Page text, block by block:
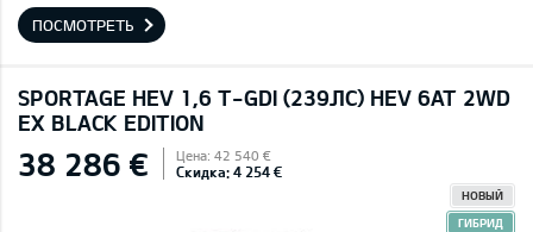
ПОСМОТРЕТЬ
SPORTAGE HEV 1,6 T-GDI (239ЛС) HEV 6AT 2WD
EX BLACK EDITION
38 286 € Цена: 42 540 €
Скидка: 4 254 €
НОВЫЙ
ГИБРИД